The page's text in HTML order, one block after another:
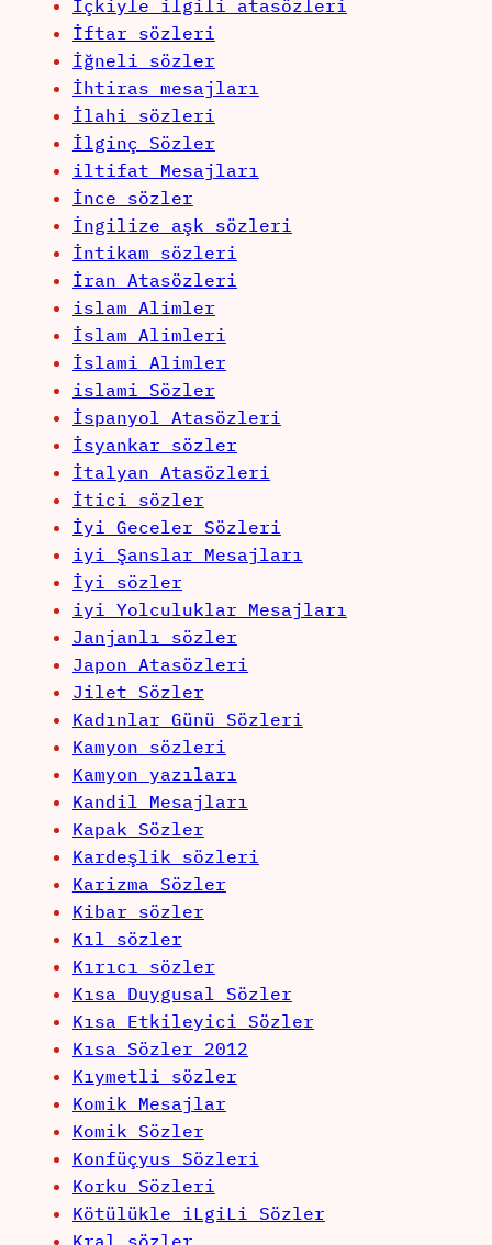
İçkiyle ilgili atasözleri
İftar sözleri
İğneli sözler
İhtiras mesajları
İlahi sözleri
İlginç Sözler
iltifat Mesajları
İnce sözler
İngilize aşk sözleri
İntikam sözleri
İran Atasözleri
islam Alimler
İslam Alimleri
İslami Alimler
islami Sözler
İspanyol Atasözleri
İsyankar sözler
İtalyan Atasözleri
İtici sözler
İyi Geceler Sözleri
iyi Şanslar Mesajları
İyi sözler
iyi Yolculuklar Mesajları
Janjanlı sözler
Japon Atasözleri
Jilet Sözler
Kadınlar Günü Sözleri
Kamyon sözleri
Kamyon yazıları
Kandil Mesajları
Kapak Sözler
Kardeşlik sözleri
Karizma Sözler
Kibar sözler
Kıl sözler
Kırıcı sözler
Kısa Duygusal Sözler
Kısa Etkileyici Sözler
Kısa Sözler 2012
Kıymetli sözler
Komik Mesajlar
Komik Sözler
Konfüçyus Sözleri
Korku Sözleri
Kötülükle iLgiLi Sözler